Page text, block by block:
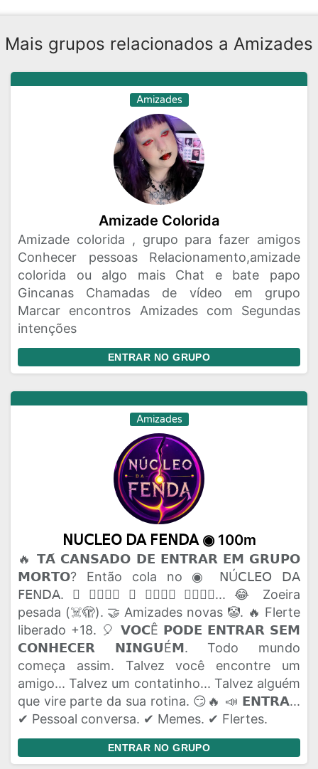
Mais grupos relacionados a Amizades
Amizades
Amizade Colorida
Amizade colorida , grupo para fazer amigos
Conhecer pessoas Relacionamento,amizade
colorida ou algo mais Chat e bate papo
Gincanas Chamadas de vídeo em grupo
Marcar encontros Amizades com Segundas
intenções
ENTRAR NO GRUPO
Amizades
𝖭𝖴𝖢𝖫𝖤𝖮 𝖣𝖠 𝖥𝖤𝖭𝖣𝖠 ◉ 100m
🔥 𝗧𝗔́ 𝗖𝗔𝗡𝗦𝗔𝗗𝗢 𝗗𝗘 𝗘𝗡𝗧𝗥𝗔𝗥 𝗘𝗠 𝗚𝗥𝗨𝗣𝗢
𝗠𝗢𝗥𝗧𝗢? Então cola no ◉ 𝖭Ú𝖢𝖫𝖤𝖮 𝖣𝖠
𝖥𝖤𝖭𝖣𝖠. 🫟 𝗔𝗤𝗨𝗜 𝗢 𝗣𝗔𝗣𝗢 𝗙𝗟𝗨𝗜... 😂 Zoeira
pesada (☠️🫣). 🤝 Amizades novas 🤡. 🔥 Flerte
liberado +18. 🎈 𝗩𝗢𝗖Ê 𝗣𝗢𝗗𝗘 𝗘𝗡𝗧𝗥𝗔𝗥 𝗦𝗘𝗠
𝗖𝗢𝗡𝗛𝗘𝗖𝗘𝗥 𝗡𝗜𝗡𝗚𝗨É𝗠. Todo mundo
começa assim. Talvez você encontre um
amigo... Talvez um contatinho... Talvez alguém
que vire parte da sua rotina. 😏🔥 📣 𝗘𝗡𝗧𝗥𝗔...
✔ Pessoal conversa. ✔ Memes. ✔ Flertes.
ENTRAR NO GRUPO